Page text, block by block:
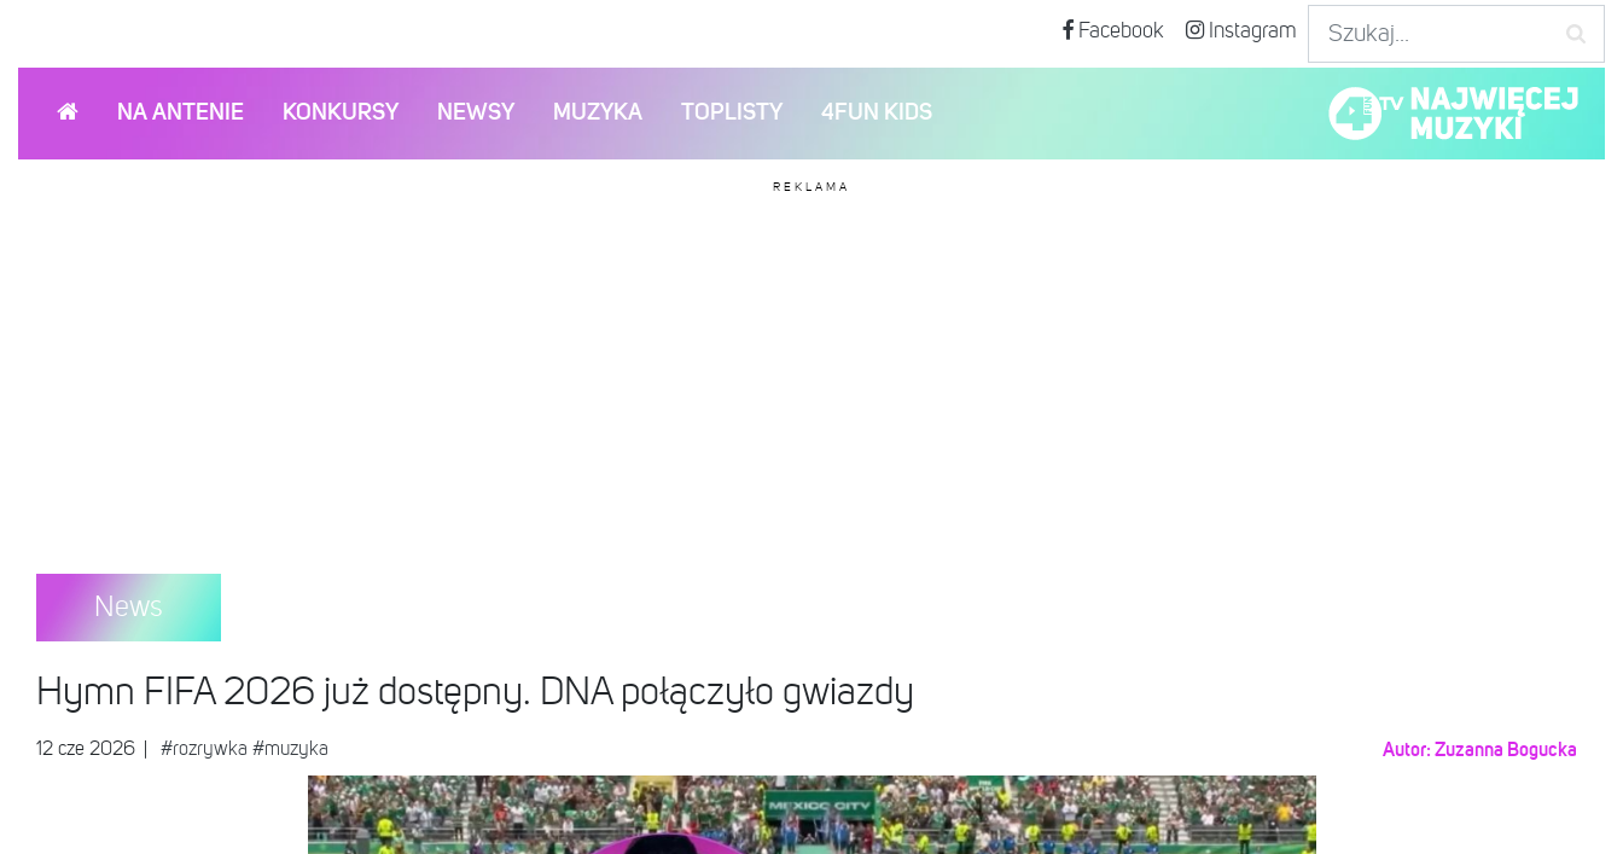
Facebook Instagram
NA ANTENIE KONKURSY NEWSY MUZYKA TOPLISTY 4FUN KIDS
REKLAMA
News
Hymn FIFA 2026 już dostępny. DNA połączyło gwiazdy
12 cze 2026 #rozrywka #muzyka Autor: Zuzanna Bogucka